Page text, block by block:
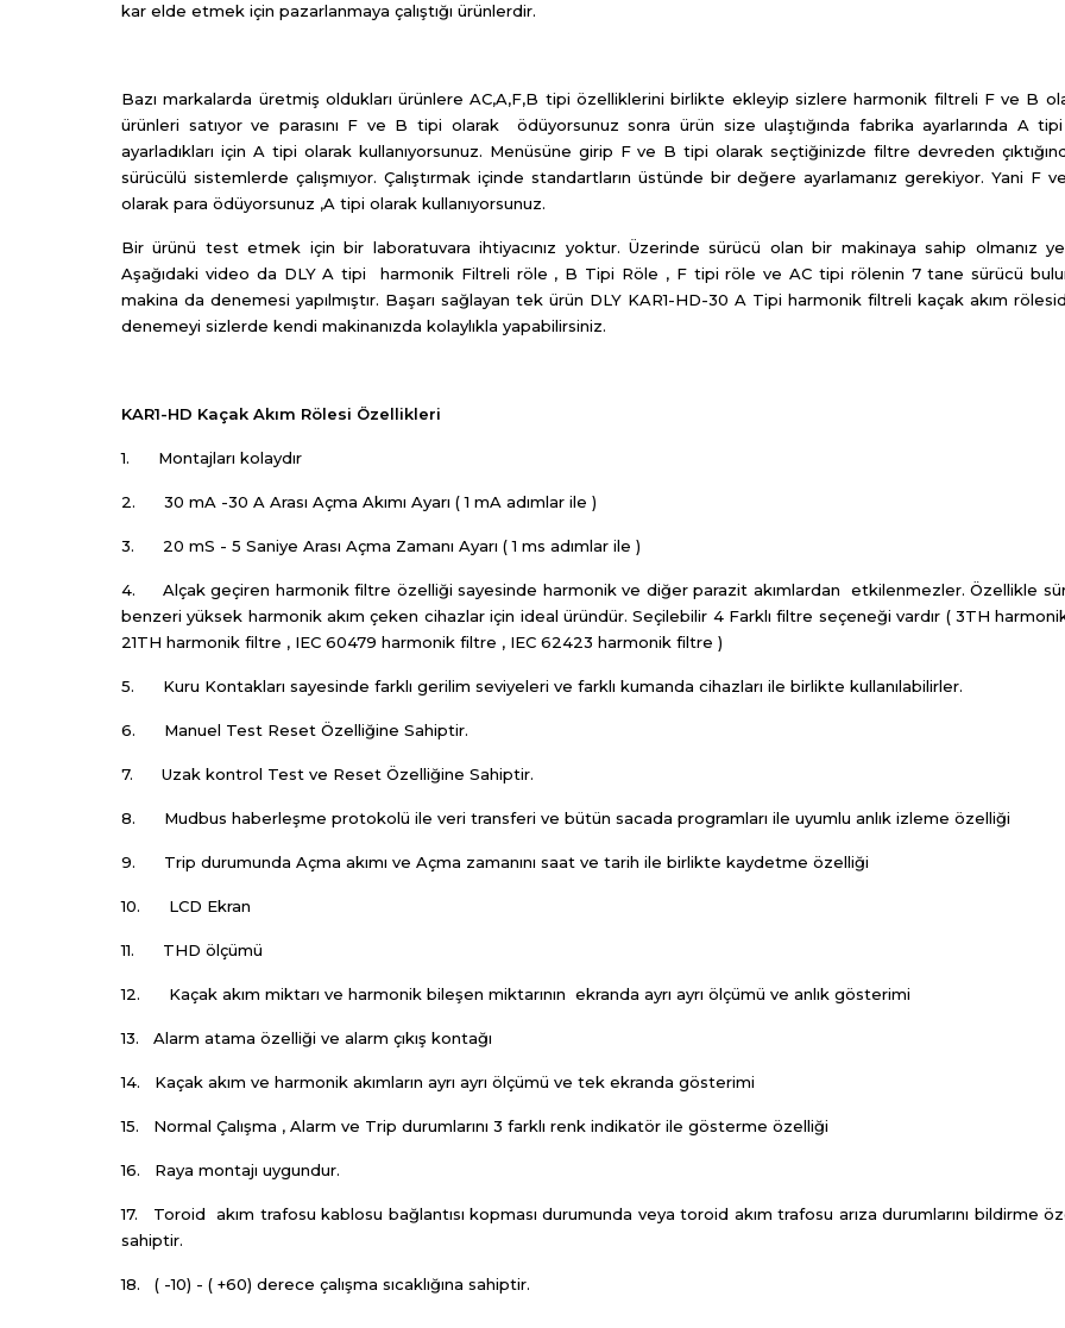
kar elde etmek için pazarlanmaya çalıştığı ürünlerdir.
Bazı markalarda üretmiş oldukları ürünlere AC,A,F,B tipi özelliklerini birlikte ekleyip sizlere harmonik filtreli F ve B
ürünleri satıyor ve parasını F ve B tipi olarak ödüyorsunuz sonra ürün size ulaştığında fabrika ayarlarında A
ayarladıkları için A tipi olarak kullanıyorsunuz. Menüsüne girip F ve B tipi olarak seçtiğinizde filtre devreden
sürücülü sistemlerde çalışmıyor. Çalıştırmak içinde standartların üstünde bir değere ayarlamanız gerekiyor. Yani F
olarak para ödüyorsunuz ,A tipi olarak kullanıyorsunuz.
Bir ürünü test etmek için bir laboratuvara ihtiyacınız yoktur. Üzerinde sürücü olan bir makinaya sahip olmanız
Aşağıdaki video da DLY A tipi harmonik Filtreli röle , B Tipi Röle , F tipi röle ve AC tipi rölenin 7 tane sürücü
makina da denemesi yapılmıştır. Başarı sağlayan tek ürün DLY KAR1-HD-30 A Tipi harmonik filtreli kaçak akım
denemeyi sizlerde kendi makinanızda kolaylıkla yapabilirsiniz.
KAR1-HD Kaçak Akım Rölesi Özellikleri
1. Montajları kolaydır
2. 30 mA -30 A Arası Açma Akımı Ayarı ( 1 mA adımlar ile )
3. 20 mS - 5 Saniye Arası Açma Zamanı Ayarı ( 1 ms adımlar ile )
4. Alçak geçiren harmonik filtre özelliği sayesinde harmonik ve diğer parazit akımlardan etkilenmezler. Özellikle
benzeri yüksek harmonik akım çeken cihazlar için ideal üründür. Seçilebilir 4 Farklı filtre seçeneği vardır ( 3TH
21TH harmonik filtre , IEC 60479 harmonik filtre , IEC 62423 harmonik filtre )
5. Kuru Kontakları sayesinde farklı gerilim seviyeleri ve farklı kumanda cihazları ile birlikte kullanılabilirler.
6. Manuel Test Reset Özelliğine Sahiptir.
7. Uzak kontrol Test ve Reset Özelliğine Sahiptir.
8. Mudbus haberleşme protokolü ile veri transferi ve bütün sacada programları ile uyumlu anlık izleme özelliği
9. Trip durumunda Açma akımı ve Açma zamanını saat ve tarih ile birlikte kaydetme özelliği
10. LCD Ekran
11. THD ölçümü
12. Kaçak akım miktarı ve harmonik bileşen miktarının ekranda ayrı ayrı ölçümü ve anlık gösterimi
13. Alarm atama özelliği ve alarm çıkış kontağı
14. Kaçak akım ve harmonik akımların ayrı ayrı ölçümü ve tek ekranda gösterimi
15. Normal Çalışma , Alarm ve Trip durumlarını 3 farklı renk indikatör ile gösterme özelliği
16. Raya montajı uygundur.
17. Toroid akım trafosu kablosu bağlantısı kopması durumunda veya toroid akım trafosu arıza durumlarını bildirme
sahiptir.
18. ( -10) - ( +60) derece çalışma sıcaklığına sahiptir.